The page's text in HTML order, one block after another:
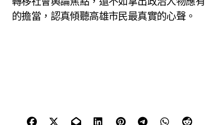
的擔當，認真傾聽高雄市民最真實的心聲。